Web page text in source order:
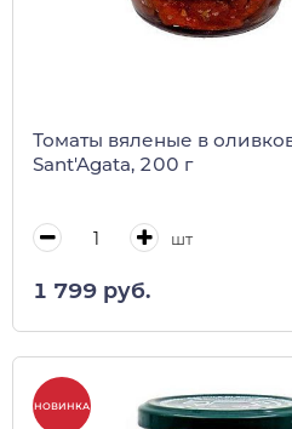
Томаты вяленые в
Sant'Agata, 200 г
шт
1 799 руб.
НОВИНКА